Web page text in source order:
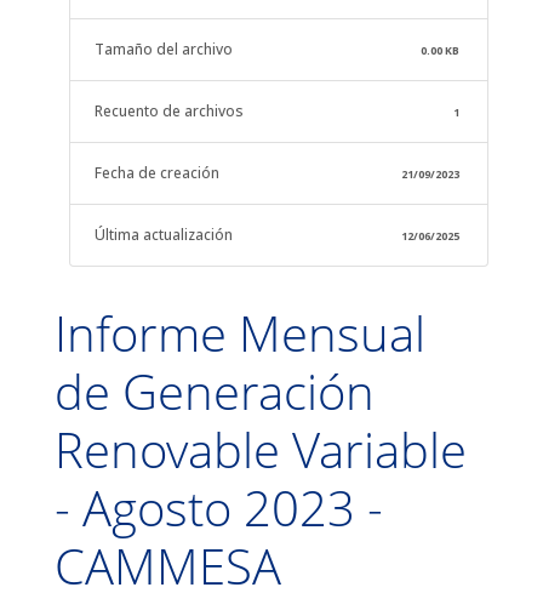
Tamaño del archivo 0.00 KB
Recuento de archivos 1
Fecha de creación 21/09/2023
Última actualización 12/06/2025
Informe Mensual
de Generación
Renovable Variable
- Agosto 2023 -
CAMMESA